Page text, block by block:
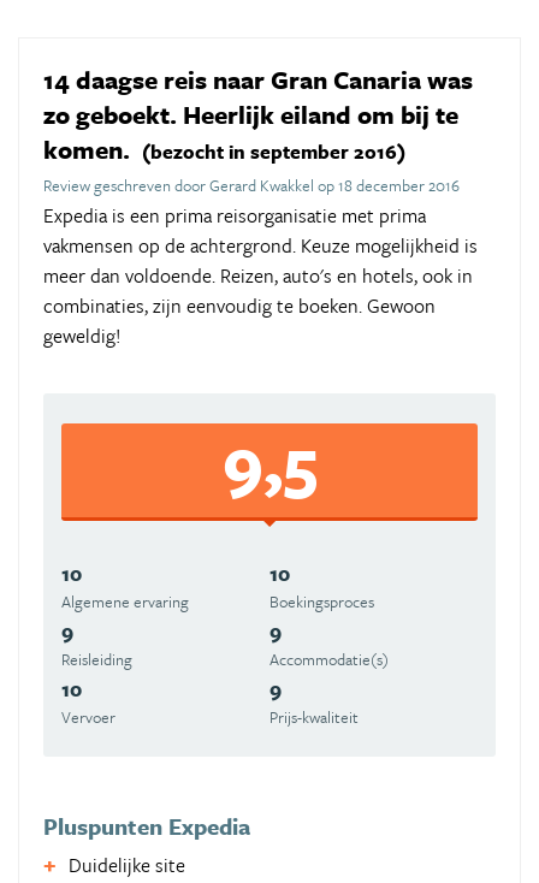
14 daagse reis naar Gran Canaria was
zo geboekt. Heerlijk eiland om bij te
komen. (bezocht in september 2016)
Review geschreven door Gerard Kwakkel op 18 december 2016
Expedia is een prima reisorganisatie met prima
vakmensen op de achtergrond. Keuze mogelijkheid is
meer dan voldoende. Reizen, auto's en hotels, ook in
combinaties, zijn eenvoudig te boeken. Gewoon
geweldig!
9,5
10
Algemene ervaring
10
Boekingsproces
9
Reisleiding
9
Accommodatie(s)
10
Vervoer
9
Prijs-kwaliteit
Pluspunten Expedia
Duidelijke site